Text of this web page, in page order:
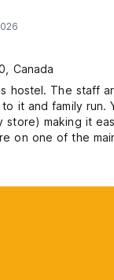
Canada
hostel. The staff
it and family run.
store) making it
on one of the
south if you